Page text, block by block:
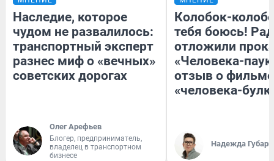
Наследие, которое
чудом не развалилось:
транспортный эксперт
разнес миф о «вечных»
советских дорогах
Олег Арефьев
Блогер, предприниматель,
владелец в транспортном
бизнесе
Колобок-
тебя боюсь!
отложили
«Человека-
отзыв о
«человека-
Надежда Губарь